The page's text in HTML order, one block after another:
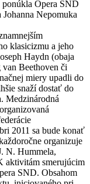
Opera SND
Nepomuka
klasicizmu a jeho
Haydn (obaja
Beethoven či
miery upadli do
snaží dostať do
Medzinárodná
2011 sa bude konať
organizuje
N. Hummela,
aktivitám smerujúcim
SND. Obsahom